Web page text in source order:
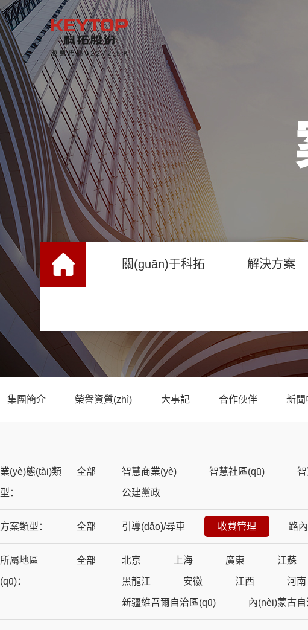
關(guān)于科拓 解決方案
集團簡介 榮譽資質(zhì) 大事記 合作伙伴 新聞
業(yè)態(tài)類
型：
全部 智慧商業(yè) 智慧社區(qū)
公建黨政
方案類型： 全部 引導(dǎo)/尋車 收費管理 路
所屬地區
(qū)：
全部 北京 上海 廣東 江蘇
黑龍江 安徽 江西 河南
新疆維吾爾自治區(qū) 內(nèi)蒙古